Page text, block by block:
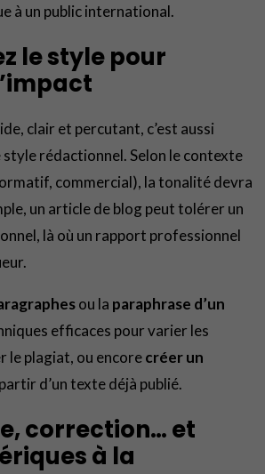
à un public international.
le style pour
clair et percutant, c’est aussi
rédactionnel. Selon le contexte
commercial), la tonalité devra
un article de blog peut tolérer un
là où un rapport professionnel
ou la paraphrase d’un
efficaces pour varier les
plagiat, ou encorecréer un
d’un texte déjà publié.
correction… et
à la